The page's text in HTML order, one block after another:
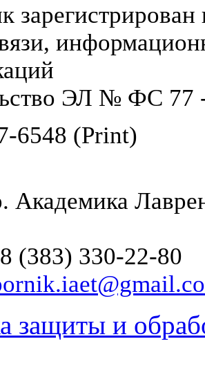
ЭЛ № ФС 77
6548 (Print)
Академика
(383) 330-22-80
защиты и